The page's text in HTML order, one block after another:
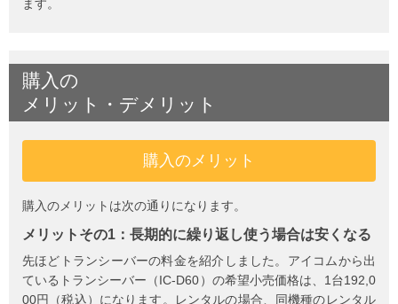
ます。
購入の
メリット・デメリット
購入のメリット
購入のメリットは次の通りになります。
メリットその1：長期的に繰り返し使う場合は安くなる
先ほどトランシーバーの料金を紹介しました。アイコムから出
ているトランシーバー（IC-D60）の希望小売価格は、1台192,0
00円（税込）になります。レンタルの場合、同機種のレンタル